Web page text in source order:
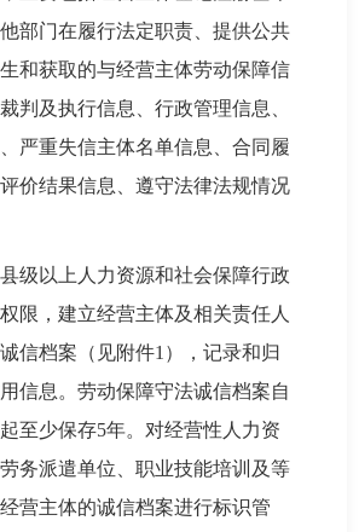
部门在履行法定职责、提供公共
和获取的与经营主体劳动保障信
判及执行信息、行政管理信息、
严重失信主体名单信息、合同履
价结果信息、遵守法律法规情况
级以上人力资源和社会保障行政
限，建立经营主体及相关责任人
信档案（见附件1），记录和归
信息。劳动保障守法诚信档案自
至少保存5年。对经营性人力资
务派遣单位、职业技能培训及等
营主体的诚信档案进行标识管